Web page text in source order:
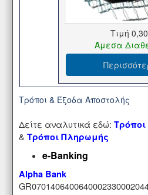
Τιμή
Άμεσα
Τρόποι & Έξοδα Αποστολής
Δείτε αναλυτικά εδώ:
& Τρόποι Πληρωμής
e-Banking
Alpha Bank